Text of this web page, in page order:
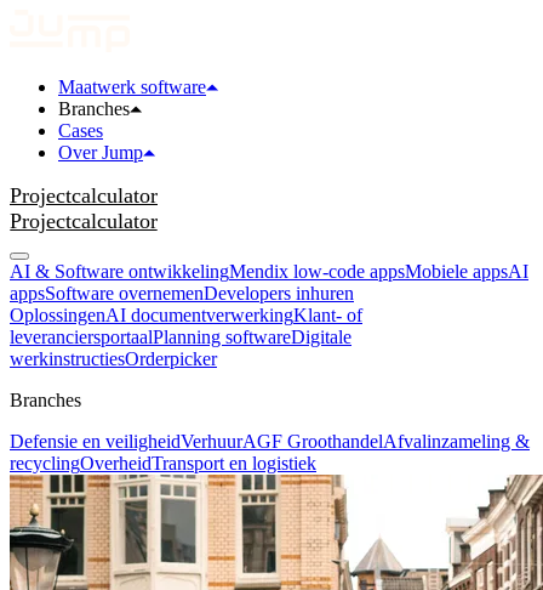
Maatwerk software
Branches
Cases
Over Jump
Projectcalculator
Projectcalculator
AI & Software ontwikkelingMendix low-code appsMobiele appsAI
appsSoftware overnemenDevelopers inhuren
OplossingenAI documentverwerkingKlant- of
leveranciersportaalPlanning softwareDigitale
werkinstructiesOrderpicker
Branches
Defensie en veiligheidVerhuurAGF GroothandelAfvalinzameling &
recyclingOverheidTransport en logistiek